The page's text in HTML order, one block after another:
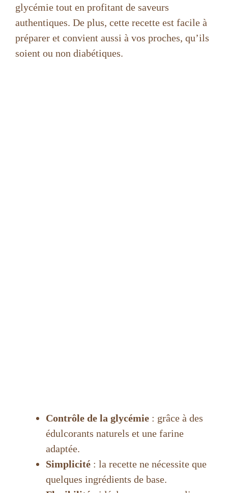
glycémie tout en profitant de saveurs
authentiques. De plus, cette recette est facile à
préparer et convient aussi à vos proches, qu’ils
soient ou non diabétiques.
Contrôle de la glycémie : grâce à des
édulcorants naturels et une farine
adaptée.
Simplicité : la recette ne nécessite que
quelques ingrédients de base.